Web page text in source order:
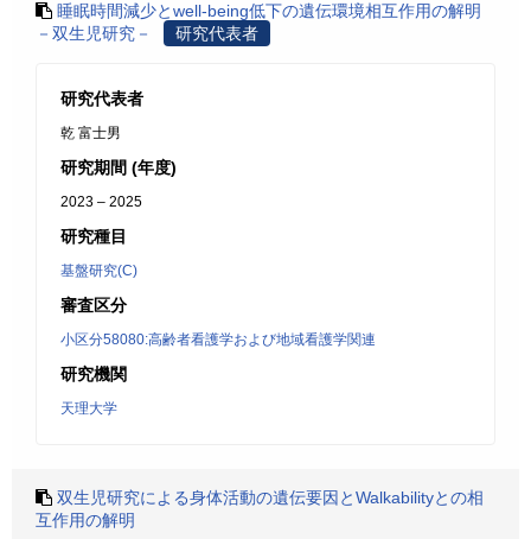
睡眠時間減少とwell-being低下の遺伝環境相互作用の解明
－双生児研究－
研究代表者
研究代表者
乾 富士男
研究期間 (年度)
2023 – 2025
研究種目
基盤研究(C)
審査区分
小区分58080:高齢者看護学および地域看護学関連
研究機関
天理大学
双生児研究による身体活動の遺伝要因とWalkabilityとの相
互作用の解明